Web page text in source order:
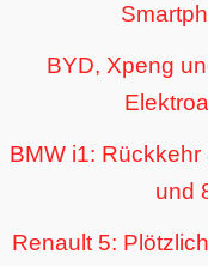
BYD, Xpeng
BMW i1:
und
Renault 5: